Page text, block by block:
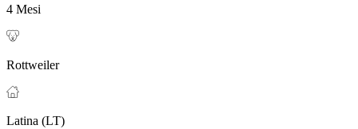
4 Mesi
Rottweiler
Latina (LT)